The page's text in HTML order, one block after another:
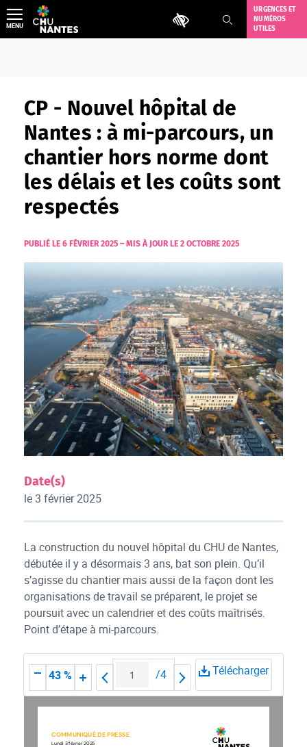
Aller
au
contenu
Outils d'accessibilité
URGENCES ET
NUMÉROS
UTILES
MENU
CP - Nouvel hôpital de
Nantes : à mi-parcours, un
chantier hors norme dont
les délais et les coûts sont
respectés
PUBLIÉ LE 6 FÉVRIER 2025 – MIS À JOUR LE 2 OCTOBRE 2025
Date(s)
le 3 février 2025
La construction du nouvel hôpital du CHU de Nantes,
débutée il y a désormais 3 ans, bat son plein. Qu’il
s’agisse du chantier mais aussi de la façon dont les
organisations de travail se préparent, le projet se
poursuit avec un calendrier et des coûts maîtrisés.
Point d’étape à mi-parcours.
43 % /4 Télécharger
COMMUNIQUÉ DE PRESSE
Lundi 3 février 2025